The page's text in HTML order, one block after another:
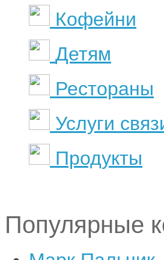
Кофейни
Детям
Рестораны
Услуги
Продукты
Популярные